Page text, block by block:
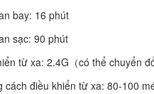
bay: 16 phút
sạc: 90 phút
từ xa: 2.4G（có thể chuyển
cách điều khiển từ xa: 80-100